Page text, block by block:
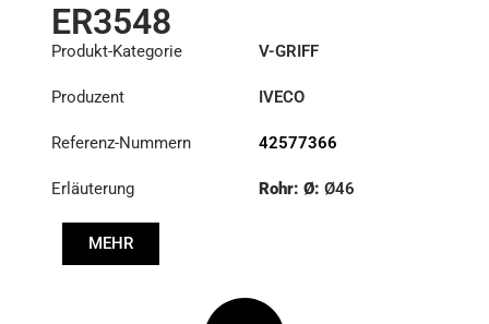
ER3548
Produkt-Kategorie V-GRIFF
Produzent IVECO
Referenz-Nummern 42577366
Erläuterung Rohr: Ø: Ø46
MEHR